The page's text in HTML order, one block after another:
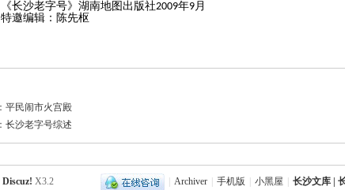
长沙老字号》湖南地图出版社2009年9月
邀编辑：陈先枢
平民闹市火宫殿
长沙老字号综述
Archiver 手机版 小黑屋 长沙文库 |
Discuz! X3.2